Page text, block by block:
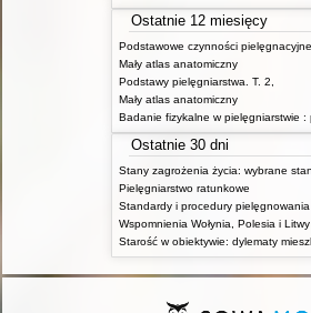
Ostatnie 12 miesięcy
Mały atlas anatomiczny
Podstawy pielęgniarstwa. T. 2,
Mały atlas anatomiczny
Ostatnie 30 dni
Pielęgniarstwo ratunkowe
Wspomnienia Wołynia, Polesia i Litwy